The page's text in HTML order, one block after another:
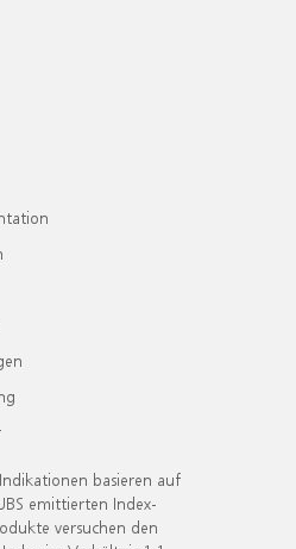
basieren auf
emittierten Index-
versuchen den